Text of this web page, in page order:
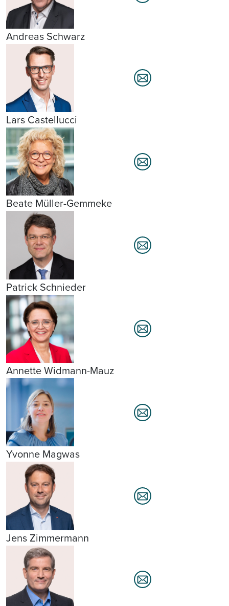
Andreas Schwarz
Lars Castellucci
Beate Müller-Gemmeke
Patrick Schnieder
Annette Widmann-Mauz
Yvonne Magwas
Jens Zimmermann